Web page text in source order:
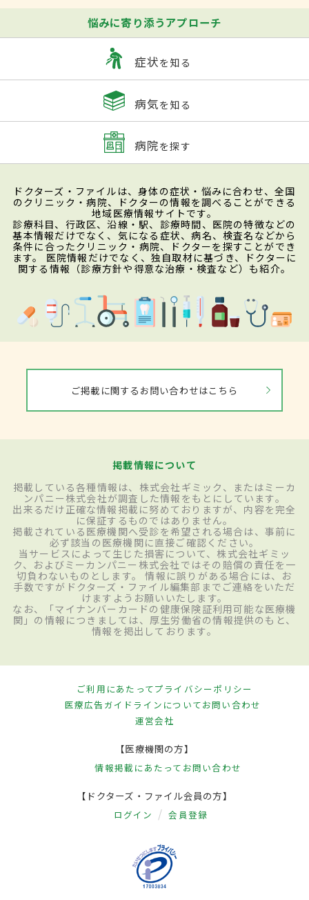
悩みに寄り添うアプローチ
症状を知る
病気を知る
病院を探す
ドクターズ・ファイルは、身体の症状・悩みに合わせ、全国
のクリニック・病院、ドクターの情報を調べることができる
地域医療情報サイトです。
診療科目、行政区、沿線・駅、診療時間、医院の特徴などの
基本情報だけでなく、気になる症状、病名、検査名などから
条件に合ったクリニック・病院、ドクターを探すことができ
ます。 医院情報だけでなく、独自取材に基づき、ドクターに
関する情報（診療方針や得意な治療・検査など）も紹介。
ご掲載に関するお問い合わせはこちら
掲載情報について
掲載している各種情報は、株式会社ギミック、またはミーカ
ンパニー株式会社が調査した情報をもとにしています。
出来るだけ正確な情報掲載に努めておりますが、内容を完全
に保証するものではありません。
掲載されている医療機関へ受診を希望される場合は、事前に
必ず該当の医療機関に直接ご確認ください。
当サービスによって生じた損害について、株式会社ギミッ
ク、およびミーカンパニー株式会社ではその賠償の責任を一
切負わないものとします。 情報に誤りがある場合には、お
手数ですがドクターズ・ファイル編集部までご連絡をいただ
けますようお願いいたします。
なお、「マイナンバーカードの健康保険証利用可能な医療機
関」の情報につきましては、厚生労働省の情報提供のもと、
情報を掲出しております。
ご利用にあたってプライバシーポリシー
医療広告ガイドラインについてお問い合わせ
運営会社
【医療機関の方】
情報掲載にあたって お問い合わせ
【ドクターズ・ファイル会員の方】
ログイン 会員登録